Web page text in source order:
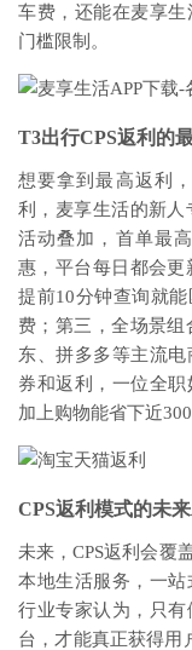
车费，还能在麦享
门槛限制。
T3出行CPS返利的
想要拿到最高返利
利，麦享生活的新人
活动叠加，首单最
惠，平台每日都会更
提前10分钟查询就
费；第三，全场景
东、拼多多等主流
券和返利，一位全
加上购物能省下近300
CPS返利模式的未
未来，CPS返利会覆
本地生活服务，一站
行业专家认为，只
台，才能真正获得用